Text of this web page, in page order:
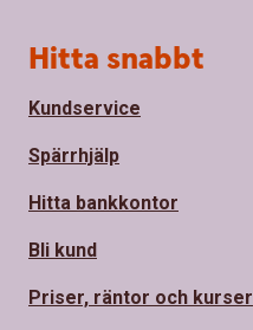
Sidfot
Hitta snabbt
Kundservice
Spärrhjälp
Hitta bankkontor
Bli kund
Priser, räntor och kurser